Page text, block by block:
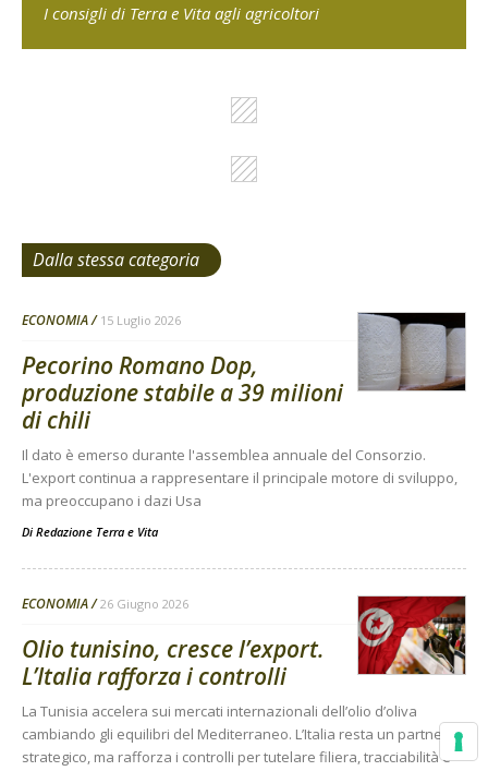
I consigli di Terra e Vita agli agricoltori
Dalla stessa categoria
ECONOMIA 15 Luglio 2026
Pecorino Romano Dop,
produzione stabile a 39 milioni
di chili
Il dato è emerso durante l'assemblea annuale del Consorzio.
L'export continua a rappresentare il principale motore di sviluppo,
ma preoccupano i dazi Usa
Di Redazione Terra e Vita
ECONOMIA 26 Giugno 2026
Olio tunisino, cresce l’export.
L’Italia rafforza i controlli
La Tunisia accelera sui mercati internazionali dell’olio d’oliva
cambiando gli equilibri del Mediterraneo. L’Italia resta un partner
strategico, ma rafforza i controlli per tutelare filiera, tracciabilità e